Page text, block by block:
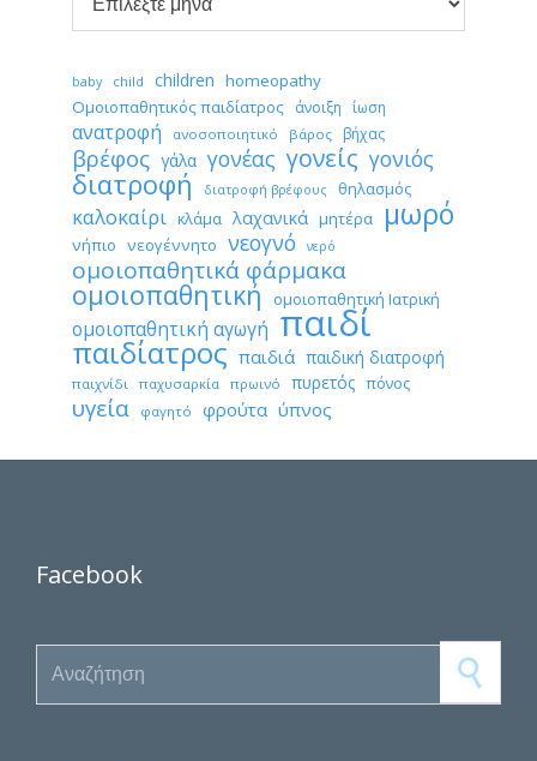
Αρχείο
baby child children homeopathy
Ομοιοπαθητικός παιδίατρος άνοιξη ίωση
ανατροφή ανοσοποιητικό βάρος βήχας
βρέφος γάλα γονέας γονείς γονιός
διατροφή διατροφή βρέφους θηλασμός
καλοκαίρι κλάμα λαχανικά μητέρα μωρό
νήπιο νεογέννητο νεογνό νερό
ομοιοπαθητικά φάρμακα
ομοιοπαθητική ομοιοπαθητική Ιατρική
ομοιοπαθητική αγωγή παιδί
παιδίατρος παιδιά παιδική διατροφή
παιχνίδι παχυσαρκία πρωινό πυρετός πόνος
υγεία φαγητό φρούτα ύπνος
Facebook
Search for: